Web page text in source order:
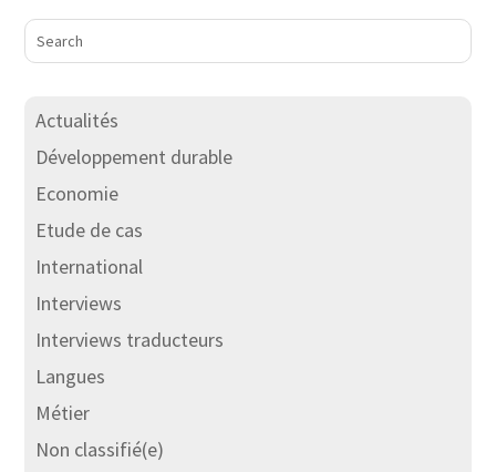
Actualités
Développement durable
Economie
Etude de cas
International
Interviews
Interviews traducteurs
Langues
Métier
Non classifié(e)